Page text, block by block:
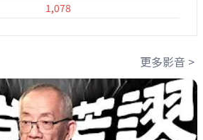
1,078
更多影音 >